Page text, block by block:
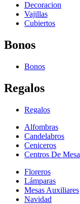
Decoracion
Vajillas
Cubiertos
Bonos
Bonos
Regalos
Regalos
Alfombras
Candelabros
Ceniceros
Centros De Mesa
Floreros
Lámparas
Mesas Auxiliares
Navidad